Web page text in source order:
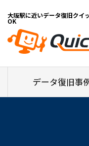
大阪駅に近いデータ復旧ク
OK
データ復旧事